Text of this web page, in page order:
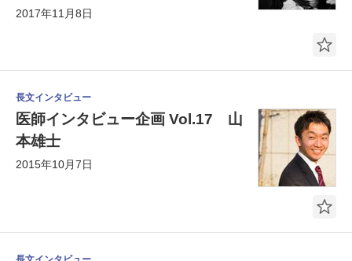
2017年11月8日
長文インタビュー
医師インタビュー企画 Vol.17 山
本雄士
2015年10月7日